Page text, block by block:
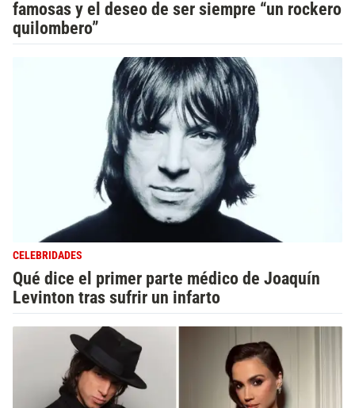
famosas y el deseo de ser siempre “un rockero
quilombero”
CELEBRIDADES
Qué dice el primer parte médico de Joaquín
Levinton tras sufrir un infarto